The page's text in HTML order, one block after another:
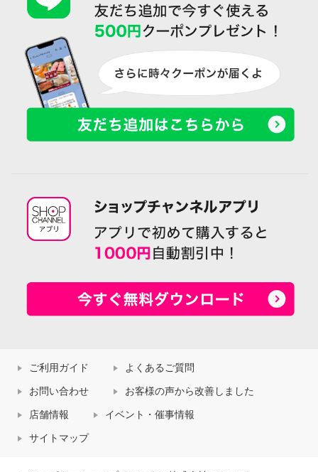
ご利用ガイド よくあるご質問
お問い合わせ お客様の声から改善しました
店舗情報 イベント・催事情報
サイトマップ